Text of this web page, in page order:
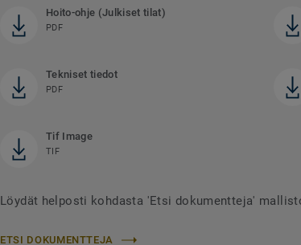
Hoito-ohje (Julkiset tilat)
PDF
Tekniset tiedot
PDF
Tif Image
TIF
Löydät helposti kohdasta 'Etsi dokumentteja'
ETSI DOKUMENTTEJA